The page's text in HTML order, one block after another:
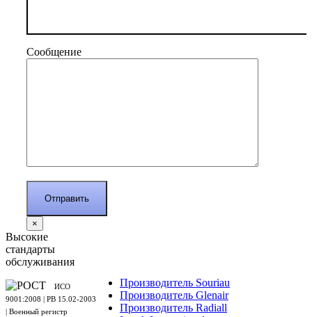
Сообщение
×
Производитель Souriau
Производитель Glenair
Производитель Radiall
Высокие
стандарты
обслуживания
ИСО
9001:2008 | PB 15.02-2003
| Военный регистр